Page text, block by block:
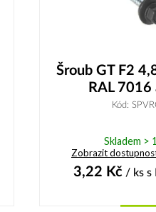
Šroub GT F2
RAL
Kód:
Skladem >
Zobrazit
3,22 Kč/ ks s